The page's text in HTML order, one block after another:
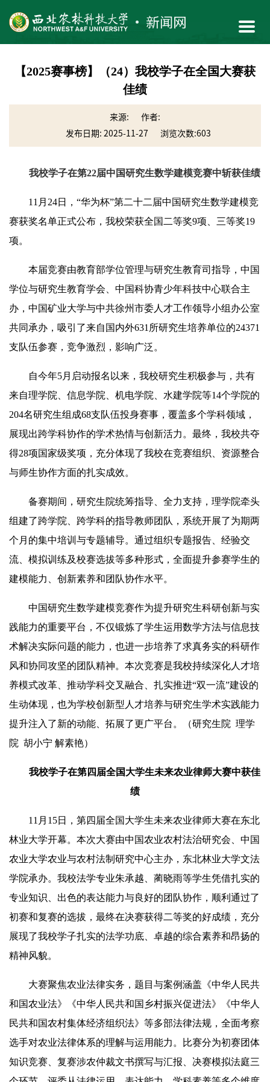
【2025赛事榜】（24）我校学子在全国大赛获
佳绩
来源:
作者:
发布日期: 2025-11-27
浏览次数:603
我校学子在第22届中国研究生数学建模竞赛中斩获佳绩
11月24日，“华为杯”第二十二届中国研究生数学建模竞
赛获奖名单正式公布，我校荣获全国二等奖9项、三等奖19
项。
本届竞赛由教育部学位管理与研究生教育司指导，中国
学位与研究生教育学会、中国科协青少年科技中心联合主
办，中国矿业大学与中共徐州市委人才工作领导小组办公室
共同承办，吸引了来自国内外631所研究生培养单位的24371
支队伍参赛，竞争激烈，影响广泛。
自今年5月启动报名以来，我校研究生积极参与，共有
来自理学院、信息学院、机电学院、水建学院等14个学院的
204名研究生组成68支队伍投身赛事，覆盖多个学科领域，
展现出跨学科协作的学术热情与创新活力。最终，我校共夺
得28项国家级奖项，充分体现了我校在竞赛组织、资源整合
与师生协作方面的扎实成效。
备赛期间，研究生院统筹指导、全力支持，理学院牵头
组建了跨学院、跨学科的指导教师团队，系统开展了为期两
个月的集中培训与专题辅导。通过组织专题报告、经验交
流、模拟训练及校赛选拔等多种形式，全面提升参赛学生的
建模能力、创新素养和团队协作水平。
中国研究生数学建模竞赛作为提升研究生科研创新与实
践能力的重要平台，不仅锻炼了学生运用数学方法与信息技
术解决实际问题的能力，也进一步培养了求真务实的科研作
风和协同攻坚的团队精神。本次竞赛是我校持续深化人才培
养模式改革、推动学科交叉融合、扎实推进“双一流”建设的
生动体现，也为学校创新型人才培养与研究生学术实践能力
提升注入了新的动能、拓展了更广平台。（研究生院 理学
院 胡小宁 解素艳）
我校学子在第四届全国大学生未来农业律师大赛中获佳
绩
11月15日，第四届全国大学生未来农业律师大赛在东北
林业大学开幕。本次大赛由中国农业农村法治研究会、中国
农业大学农业与农村法制研究中心主办，东北林业大学文法
学院承办。我校法学专业朱承越、蔺晓雨等学生凭借扎实的
专业知识、出色的表达能力与良好的团队协作，顺利通过了
初赛和复赛的选拔，最终在决赛获得二等奖的好成绩，充分
展现了我校学子扎实的法学功底、卓越的综合素养和昂扬的
精神风貌。
大赛聚焦农业法律实务，题目与案例涵盖《中华人民共
和国农业法》《中华人民共和国乡村振兴促进法》《中华人
民共和国农村集体经济组织法》等多部法律法规，全面考察
选手对农业法律体系的理解与运用能力。比赛分为初赛团体
知识竞赛、复赛涉农仲裁文书撰写与汇报、决赛模拟法庭三